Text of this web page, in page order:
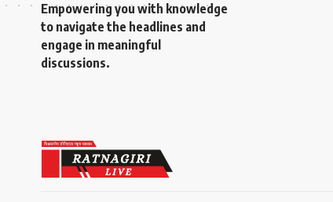
Empowering you with knowledge
to navigate the headlines and
engage in meaningful
discussions.